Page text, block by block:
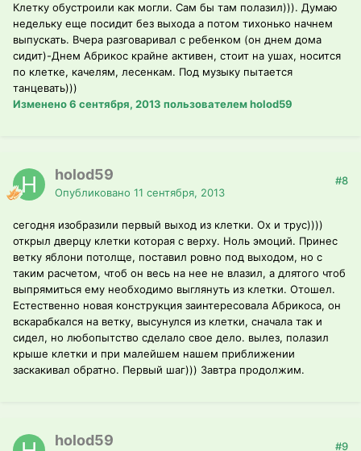
Клетку обустроили как могли. Сам бы там полазил))). Думаю
недельку еще посидит без выхода а потом тихонько начнем
выпускать. Вчера разговаривал с ребенком (он днем дома
сидит)-Днем Абрикос крайне активен, стоит на ушах, носится
по клетке, качелям, лесенкам. Под музыку пытается
танцевать)))
Изменено6 сентября, 2013 пользователем holod59
holod59
Опубликовано 11 сентября, 2013
#8
сегодня изобразили первый выход из клетки. Ох и трус))))
открыл дверцу клетки которая с верху. Ноль эмоций. Принес
ветку яблони потолще, поставил ровно под выходом, но с
таким расчетом, чтоб он весь на нее не влазил, а длятого чтоб
выпрямиться ему необходимо выглянуть из клетки. Отошел.
Естественно новая конструкция заинтересовала Абрикоса, он
вскарабкался на ветку, высунулся из клетки, сначала так и
сидел, но любопытство сделало свое дело. вылез, полазил
крыше клетки и при малейшем нашем приближении
заскакивал обратно. Первый шаг))) Завтра продолжим.
holod59 #9